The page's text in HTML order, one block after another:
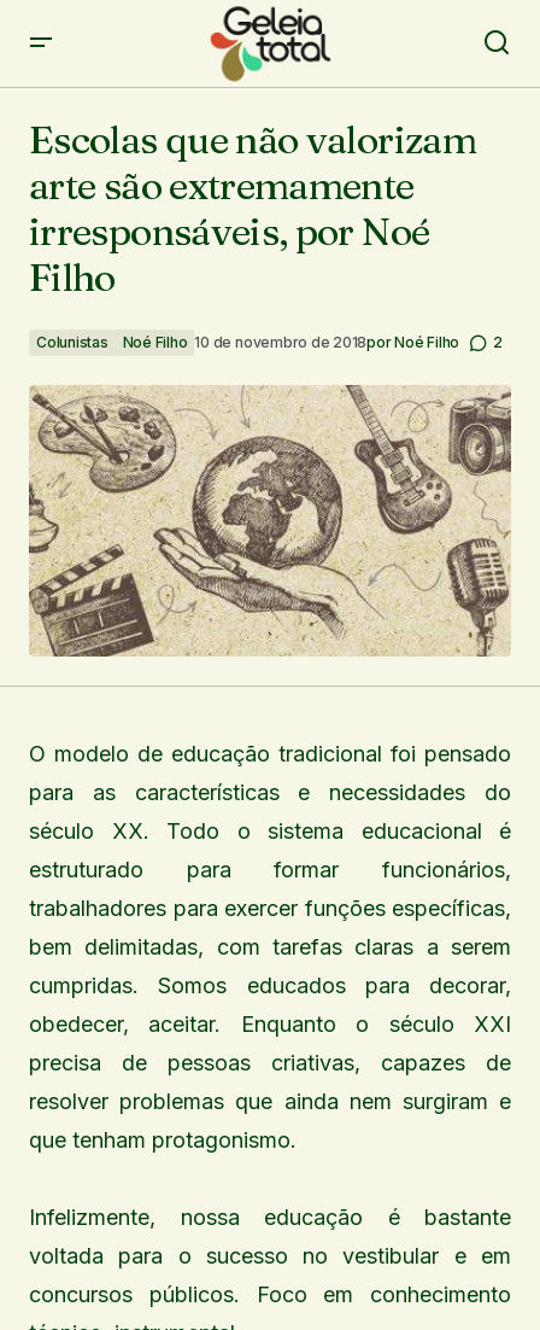
irresponsáveis, por Noé Filho
Escolas que não valorizam
arte são extremamente
irresponsáveis, por Noé
Filho
Colunistas Noé Filho 10 de novembro de 2018porNoé Filho 2
O modelo de educação tradicional foi pensado
para as características e necessidades do
século XX. Todo o sistema educacional é
estruturado para formar funcionários,
trabalhadores para exercer funções específicas,
bem delimitadas, com tarefas claras a serem
cumpridas. Somos educados para decorar,
obedecer, aceitar. Enquanto o século XXI
precisa de pessoas criativas, capazes de
resolver problemas que ainda nem surgiram e
que tenham protagonismo.
Infelizmente, nossa educação é bastante
voltada para o sucesso no vestibular e em
concursos públicos. Foco em conhecimento